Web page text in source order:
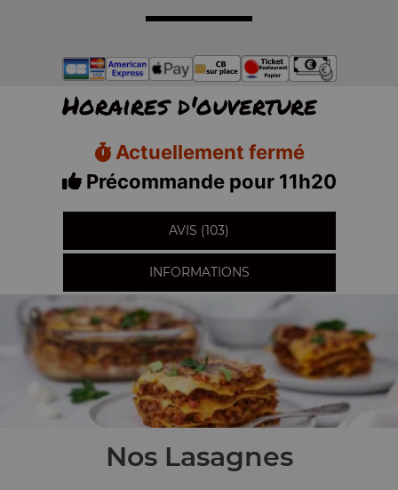
Horaires d'ouverture
Actuellement fermé
Précommande pour 11h20
AVIS (103)
INFORMATIONS
Nos Lasagnes